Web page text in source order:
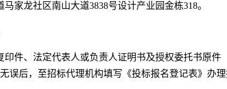
家龙社区南山大道3838号设计产业园金栋318。
印件、法定代表人或负责人证明书及授权委托书原件
误后，至招标代理机构填写《投标报名登记表》办理